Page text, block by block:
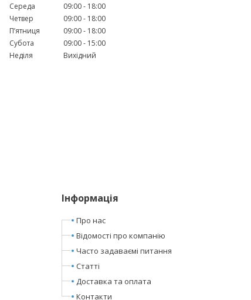
Середа
09:00
18:00
Четвер
09:00
18:00
Пʼятниця
09:00
18:00
Субота
09:00
15:00
Неділя
Вихідний
Інформація
Про нас
Відомості про компанію
Часто задаваємі питання
Статті
Доставка та оплата
Контакти